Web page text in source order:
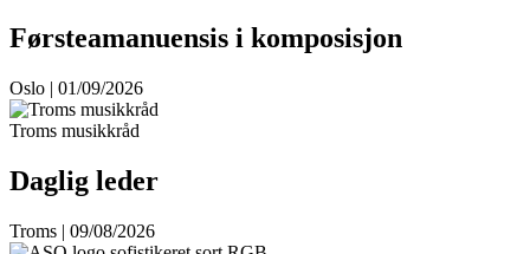
Førsteamanuensis i komposisjon
Oslo | 01/09/2026
Troms musikkråd
Daglig leder
Troms | 09/08/2026